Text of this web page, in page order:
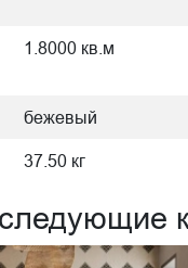
1.8000 кв.м
бежевый
37.50 кг